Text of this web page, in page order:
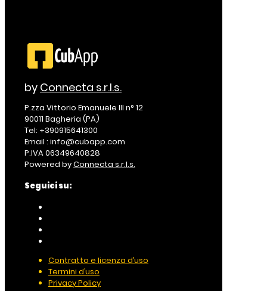
by Connecta s.r.l.s.
P.zza Vittorio Emanuele III n° 12
90011 Bagheria (PA)
Tel: +390915641300
Email : info@cubapp.com
P.IVA 06349640828
Powered byConnecta s.r.l.s.
Seguici su:
Contratto e licenza d’uso
Termini d’uso
Privacy Policy